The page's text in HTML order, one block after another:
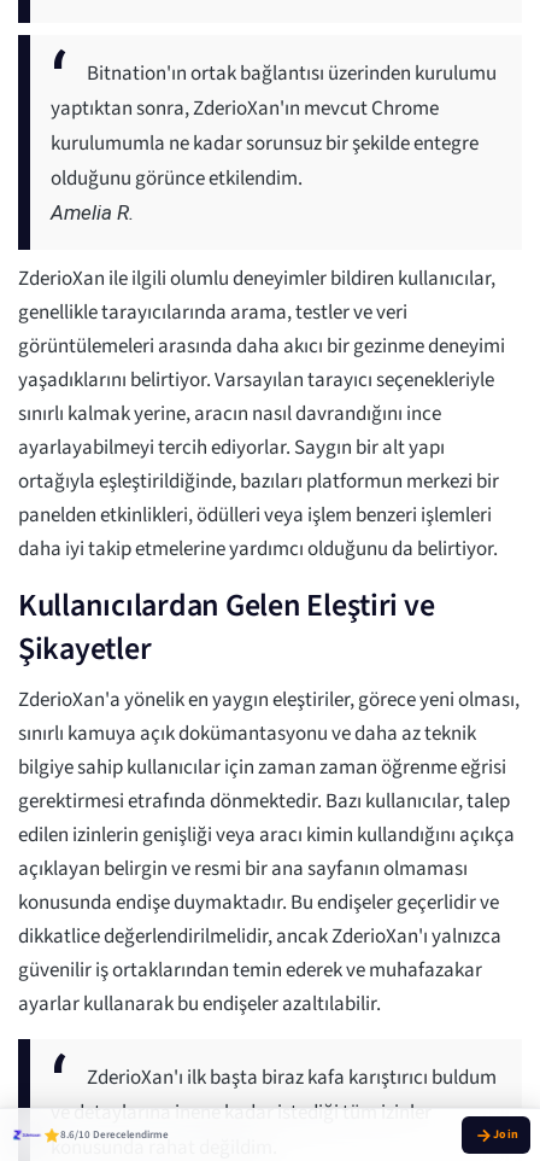
Bitnation'ın ortak bağlantısı üzerinden kurulumu
yaptıktan sonra, ZderioXan'ın mevcut Chrome
kurulumumla ne kadar sorunsuz bir şekilde entegre
olduğunu görünce etkilendim.
Amelia R.
ZderioXan ile ilgili olumlu deneyimler bildiren kullanıcılar,
genellikle tarayıcılarında arama, testler ve veri
görüntülemeleri arasında daha akıcı bir gezinme deneyimi
yaşadıklarını belirtiyor. Varsayılan tarayıcı seçenekleriyle
sınırlı kalmak yerine, aracın nasıl davrandığını ince
ayarlayabilmeyi tercih ediyorlar. Saygın bir alt yapı
ortağıyla eşleştirildiğinde, bazıları platformun merkezi bir
panelden etkinlikleri, ödülleri veya işlem benzeri işlemleri
daha iyi takip etmelerine yardımcı olduğunu da belirtiyor.
Kullanıcılardan Gelen Eleştiri ve
Şikayetler
ZderioXan'a yönelik en yaygın eleştiriler, görece yeni olması,
sınırlı kamuya açık dokümantasyonu ve daha az teknik
bilgiye sahip kullanıcılar için zaman zaman öğrenme eğrisi
gerektirmesi etrafında dönmektedir. Bazı kullanıcılar, talep
edilen izinlerin genişliği veya aracı kimin kullandığını açıkça
açıklayan belirgin ve resmi bir ana sayfanın olmaması
konusunda endişe duymaktadır. Bu endişeler geçerlidir ve
dikkatlice değerlendirilmelidir, ancak ZderioXan'ı yalnızca
güvenilir iş ortaklarından temin ederek ve muhafazakar
ayarlar kullanarak bu endişeler azaltılabilir.
ZderioXan'ı ilk başta biraz kafa karıştırıcı buldum
ve detaylarına inene kadar istediği tüm izinler
konusunda rahat değildim.
8.6/10 Derecelendirme